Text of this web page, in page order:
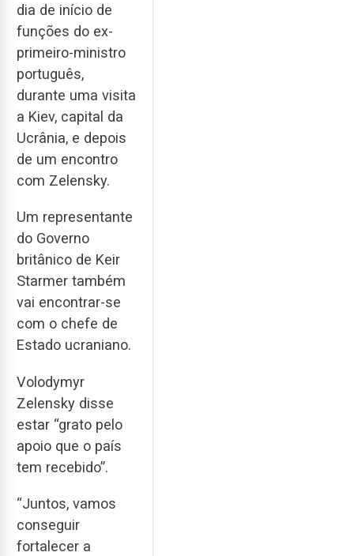
dia de início de
funções do ex-
primeiro-ministro
português,
durante uma visita
a Kiev, capital da
Ucrânia, e depois
de um encontro
com Zelensky.
Um representante
do Governo
britânico de Keir
Starmer também
vai encontrar-se
com o chefe de
Estado ucraniano.
Volodymyr
Zelensky disse
estar “grato pelo
apoio que o país
tem recebido”.
“Juntos, vamos
conseguir
fortalecer a